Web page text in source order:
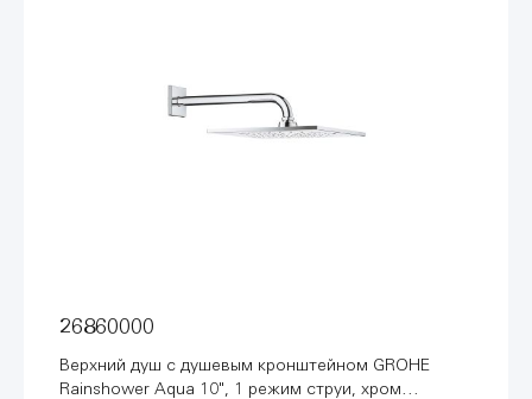
26860000
Верхний душ с душевым кронштейном GROHE
Rainshower Aqua 10", 1 режим струи, хром